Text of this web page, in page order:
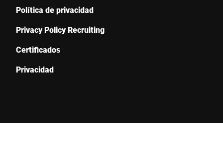
Política de privacidad
Privacy Policy Recruiting
Certificados
Privacidad